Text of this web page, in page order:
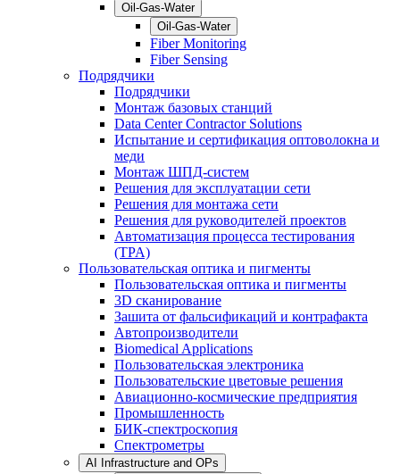
Oil-Gas-Water
Oil-Gas-Water
Fiber Monitoring
Fiber Sensing
Подрядчики
Подрядчики
Монтаж базовых станций
Data Center Contractor Solutions
Испытание и сертификация оптоволокна и
меди
Монтаж ШПД-систем
Решения для эксплуатации сети
Решения для монтажа сети
Решения для руководителей проектов
Автоматизация процесса тестирования
(TPA)
Пользовательская оптика и пигменты
Пользовательская оптика и пигменты
3D сканирование
Зашита от фальсификаций и контрафакта
Автопроизводители
Biomedical Applications
Пользовательская электроника
Пользовательские цветовые решения
Авиационно-космические предприятия
Промышленность
БИК-спектроскопия
Спектрометры
AI Infrastructure and OPs